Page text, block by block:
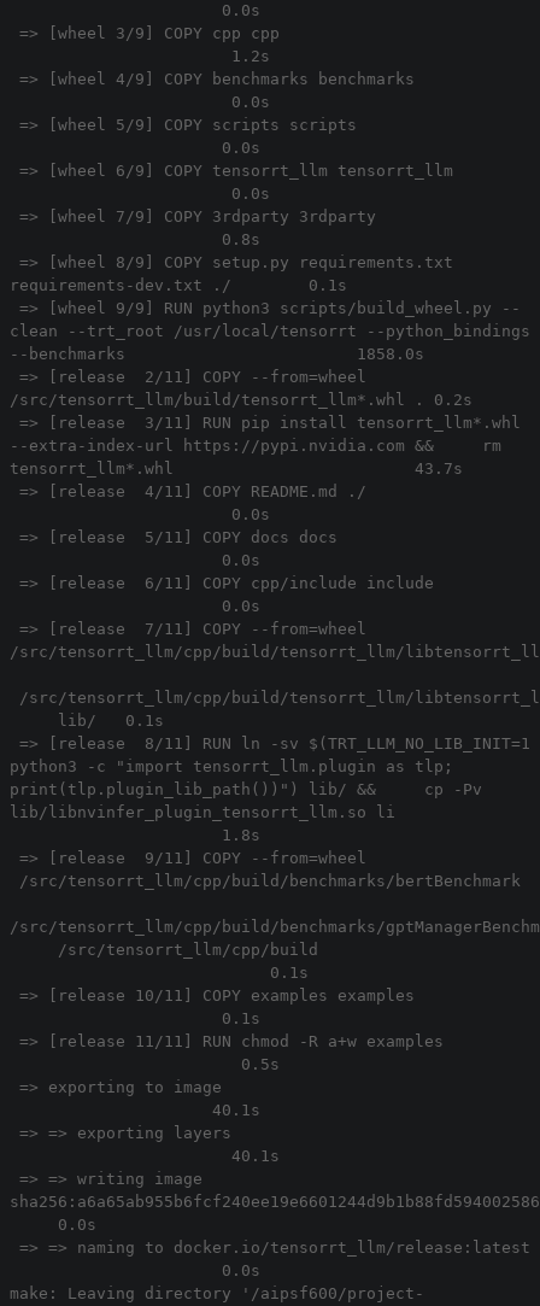
0.0s
=> [wheel 3/9] COPY cpp cpp
1.2s
=> [wheel 4/9] COPY benchmarks benchmarks
0.0s
=> [wheel 5/9] COPY scripts scripts
0.0s
=> [wheel 6/9] COPY tensorrt_llm tensorrt_llm
0.0s
=> [wheel 7/9] COPY 3rdparty 3rdparty
0.8s
=> [wheel 8/9] COPY setup.py requirements.txt
requirements-dev.txt ./ 0.1s
=> [wheel 9/9] RUN python3 scripts/build_wheel.py --
clean --trt_root /usr/local/tensorrt --python_bindings
--benchmarks 1858.0s
=> [release 2/11] COPY --from=wheel
/src/tensorrt_llm/build/tensorrt_llm*.whl . 0.2s
=> [release 3/11] RUN pip install tensorrt_llm*.whl
--extra-index-url https://pypi.nvidia.com && rm
tensorrt_llm*.whl 43.7s
=> [release 4/11] COPY README.md ./
0.0s
=> [release 5/11] COPY docs docs
0.0s
=> [release 6/11] COPY cpp/include include
0.0s
=> [release 7/11] COPY --from=wheel
/src/tensorrt_llm/cpp/build/tensorrt_llm/
/src/tensorrt_llm/cpp/build/tensorrt_llm/
lib/ 0.1s
=> [release 8/11] RUN ln -sv $(TRT_LLM_NO_LIB_INIT=1
python3 -c "import tensorrt_llm.plugin as tlp;
print(tlp.plugin_lib_path())") lib/ && cp -Pv
lib/libnvinfer_plugin_tensorrt_llm.so li
1.8s
=> [release 9/11] COPY --from=wheel
/src/tensorrt_llm/cpp/build/benchmarks/bertBenchmark
/src/tensorrt_llm/cpp/build/benchmarks/
/src/tensorrt_llm/cpp/build
0.1s
=> [release 10/11] COPY examples examples
0.1s
=> [release 11/11] RUN chmod -R a+w examples
0.5s
=> exporting to image
40.1s
=> => exporting layers
40.1s
=> => writing image
0.0s
=> => naming to docker.io/tensorrt_llm/release:latest
0.0s
make: Leaving directory '/aipsf600/project-